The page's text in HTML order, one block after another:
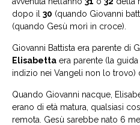
dopo il 30 (quando Giovanni
(quando Gesù morì in croce).
Giovanni Battista era parente di
Elisabetta era parente (la
indizio nei Vangeli non lo trovo)
Quando Giovanni nacque,
erano di età matura, qualsiasi
remota. Gesù sarebbe nato 6